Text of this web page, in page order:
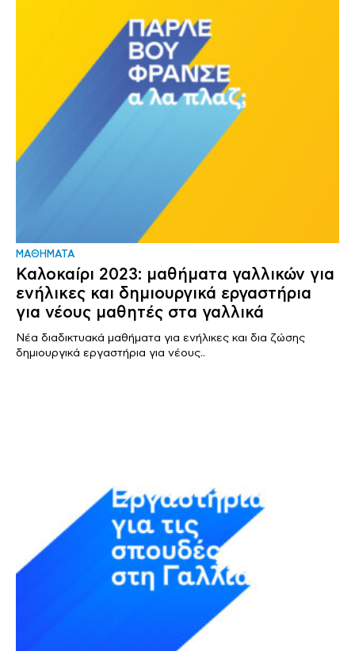
ΜΑΘΗΜΑΤΑ
Καλοκαίρι 2023: μαθήματα γαλλικών για
ενήλικες και δημιουργικά εργαστήρια
για νέους μαθητές στα γαλλικά
Nέα διαδικτυακά μαθήματα για ενήλικες και δια ζώσης
δημιουργικά εργαστήρια για νέους..